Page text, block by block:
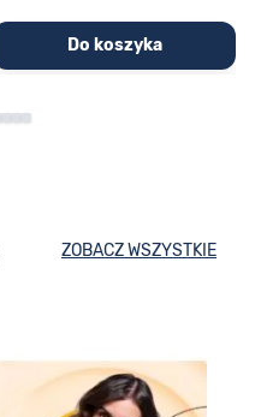
Do koszyka
ZOBACZ WSZYSTKIE